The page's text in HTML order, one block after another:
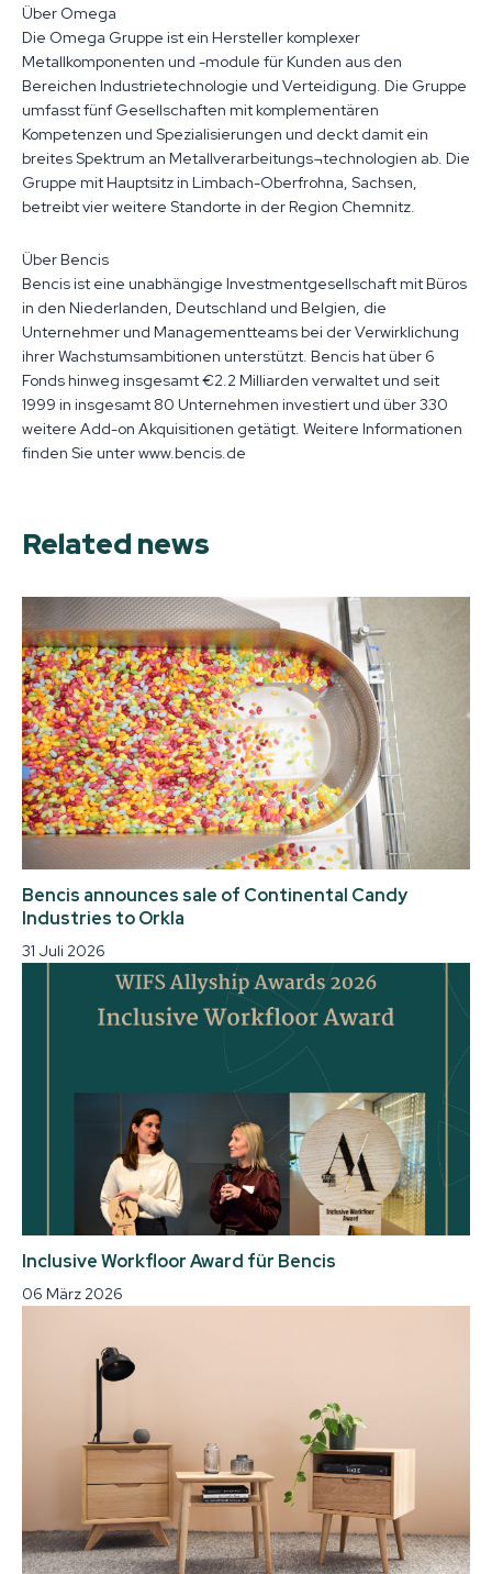
Über Omega
Die Omega Gruppe ist ein Hersteller komplexer
Metallkomponenten und -module für Kunden aus den
Bereichen Industrietechnologie und Verteidigung. Die Gruppe
umfasst fünf Gesellschaften mit komplementären
Kompetenzen und Spezialisierungen und deckt damit ein
breites Spektrum an Metallverarbeitungs¬technologien ab. Die
Gruppe mit Hauptsitz in Limbach-Oberfrohna, Sachsen,
betreibt vier weitere Standorte in der Region Chemnitz.
Über Bencis
Bencis ist eine unabhängige Investmentgesellschaft mit Büros
in den Niederlanden, Deutschland und Belgien, die
Unternehmer und Managementteams bei der Verwirklichung
ihrer Wachstumsambitionen unterstützt. Bencis hat über 6
Fonds hinweg insgesamt €2.2 Milliarden verwaltet und seit
1999 in insgesamt 80 Unternehmen investiert und über 330
weitere Add-on Akquisitionen getätigt. Weitere Informationen
finden Sie unter www.bencis.de
Related news
Bencis announces sale of Continental Candy
Industries to Orkla
31 Juli 2026
Inclusive Workfloor Award für Bencis
06 März 2026